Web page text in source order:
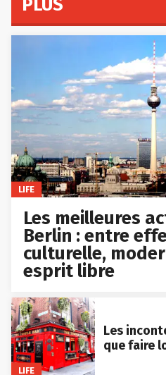
PLUS
LIFE
Les meilleures
Berlin : entre
culturelle,
esprit libre
LIFE
Les
que faire